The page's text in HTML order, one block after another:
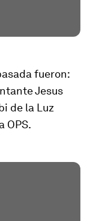
fueron:
Jesus
de la Luz
OPS.